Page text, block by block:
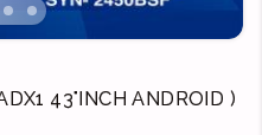
43"INCH ANDROID )